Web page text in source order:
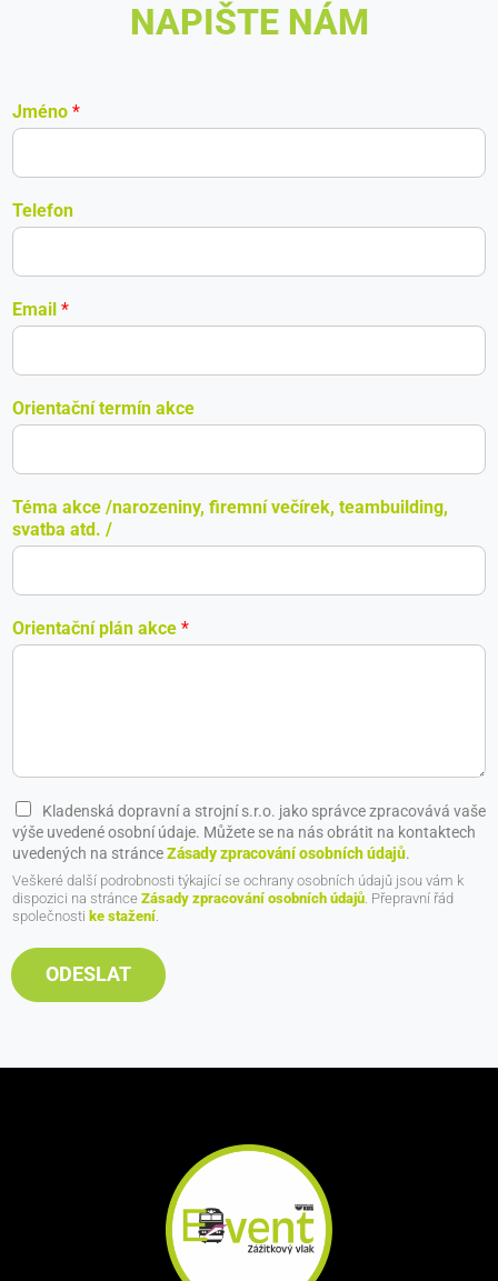
NAPIŠTE NÁM
Jméno *
Telefon
Email *
Orientační termín akce
Téma akce /narozeniny, firemní večírek, teambuilding,
svatba atd. /
Orientační plán akce *
C
h
e
c
k
b
x
e
Kladenská dopravní a strojní s.r.o. jako správce zpracovává vaše
výše uvedené osobní údaje. Můžete se na nás obrátit na kontaktech
uvedených na stránceZásady zpracování osobních údajů.
Veškeré další podrobnosti týkající se ochrany osobních údajů jsou vám k
dispozici na stránce Zásady zpracování osobních údajů. Přepravní řád
společnosti ke stažení.
ODESLAT